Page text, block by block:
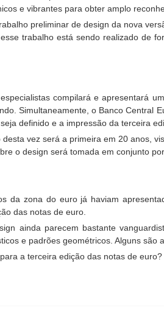
e vibrantes para obter amplo
preliminar de design da nova
trabalho está sendo realizado de
compilará e apresentará
Simultaneamente, o Banco
definido e a impressão da terceira
vez será a primeira em 20 anos,
o design será tomada em conjunto
da zona do euro já haviam
das notas de euro.
ainda parecem bastante
e padrões geométricos. Alguns são
a terceira edição das notas de